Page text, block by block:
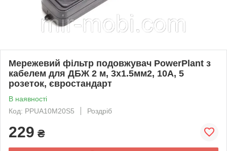
Мережевий фільтр подовжувач PowerPlant з
кабелем для ДБЖ 2 м, 3x1.5мм2, 10А, 5
розеток, євростандарт
В наявності
Код: PPUA10M20S5
Роздріб
229 ₴